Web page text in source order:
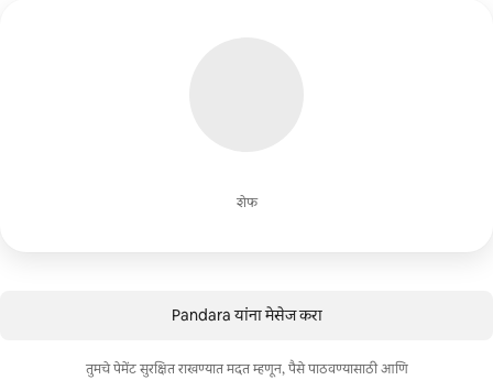
शेफ
Pandara यांना मेसेज करा
तुमचे पेमेंट सुरक्षित राखण्यात मदत म्हणून, पैसे पाठवण्यासाठी आणि